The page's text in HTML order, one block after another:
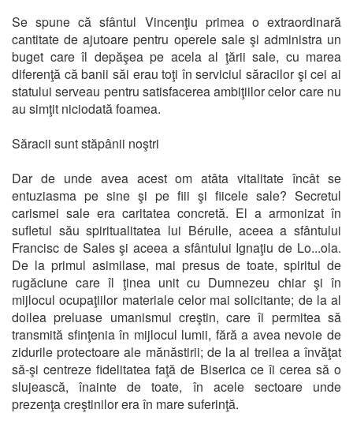
Se spune că sfântul Vincenţiu primea o extraordinară
cantitate de ajutoare pentru operele sale şi administra un
buget care îl depăşea pe acela al ţării sale, cu marea
diferenţă că banii săi erau toţi în serviciul săracilor şi cei ai
statului serveau pentru satisfacerea ambiţiilor celor care nu
au simţit niciodată foamea.
Săracii sunt stăpânii noştri
Dar de unde avea acest om atâta vitalitate încât se
entuziasma pe sine şi pe fiii şi fiicele sale? Secretul
carismei sale era caritatea concretă. El a armonizat în
sufletul său spiritualitatea lui Bérulle, aceea a sfântului
Francisc de Sales şi aceea a sfântului Ignaţiu de Lo...ola.
De la primul asimilase, mai presus de toate, spiritul de
rugăciune care îl ţinea unit cu Dumnezeu chiar şi în
mijlocul ocupaţiilor materiale celor mai solicitante; de la al
doilea preluase umanismul creştin, care îi permitea să
transmită sfinţenia în mijlocul lumii, fără a avea nevoie de
zidurile protectoare ale mănăstirii; de la al treilea a învăţat
să-şi centreze fidelitatea faţă de Biserica ce îi cerea să o
slujească, înainte de toate, în acele sectoare unde
prezenţa creştinilor era în mare suferinţă.